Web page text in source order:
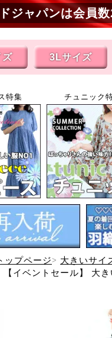
ジャパンは会員数
ズ 3Lサイズ
特集 チュニック
ップページ
大きいサイ
【イベントセール】 大